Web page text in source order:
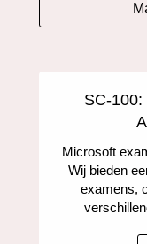
SC-
Microsoft
Wij bieden
examens,